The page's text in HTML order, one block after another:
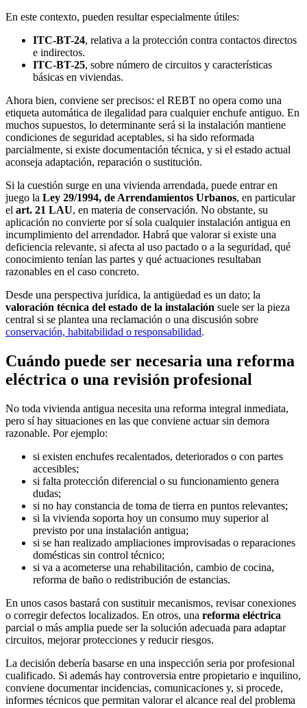
En este contexto, pueden resultar especialmente útiles:
ITC-BT-24, relativa a la protección contra contactos directos
e indirectos.
ITC-BT-25, sobre número de circuitos y características
básicas en viviendas.
Ahora bien, conviene ser precisos: el REBT no opera como una
etiqueta automática de ilegalidad para cualquier enchufe antiguo. En
muchos supuestos, lo determinante será si la instalación mantiene
condiciones de seguridad aceptables, si ha sido reformada
parcialmente, si existe documentación técnica, y si el estado actual
aconseja adaptación, reparación o sustitución.
Si la cuestión surge en una vivienda arrendada, puede entrar en
juego la Ley 29/1994, de Arrendamientos Urbanos, en particular
el art. 21 LAU, en materia de conservación. No obstante, su
aplicación no convierte por sí sola cualquier instalación antigua en
incumplimiento del arrendador. Habrá que valorar si existe una
deficiencia relevante, si afecta al uso pactado o a la seguridad, qué
conocimiento tenían las partes y qué actuaciones resultaban
razonables en el caso concreto.
Desde una perspectiva jurídica, la antigüedad es un dato; la
valoración técnica del estado de la instalación suele ser la pieza
central si se plantea una reclamación o una discusión sobre
conservación, habitabilidad o responsabilidad.
Cuándo puede ser necesaria una reforma
eléctrica o una revisión profesional
No toda vivienda antigua necesita una reforma integral inmediata,
pero sí hay situaciones en las que conviene actuar sin demora
razonable. Por ejemplo:
si existen enchufes recalentados, deteriorados o con partes
accesibles;
si falta protección diferencial o su funcionamiento genera
dudas;
si no hay constancia de toma de tierra en puntos relevantes;
si la vivienda soporta hoy un consumo muy superior al
previsto por una instalación antigua;
si se han realizado ampliaciones improvisadas o reparaciones
domésticas sin control técnico;
si va a acometerse una rehabilitación, cambio de cocina,
reforma de baño o redistribución de estancias.
En unos casos bastará con sustituir mecanismos, revisar conexiones
o corregir defectos localizados. En otros, una reforma eléctrica
parcial o más amplia puede ser la solución adecuada para adaptar
circuitos, mejorar protecciones y reducir riesgos.
La decisión debería basarse en una inspección seria por profesional
cualificado. Si además hay controversia entre propietario e inquilino,
conviene documentar incidencias, comunicaciones y, si procede,
informes técnicos que permitan valorar el alcance real del problema